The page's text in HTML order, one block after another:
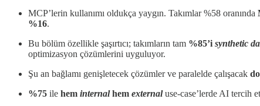
MCP’lerin kullanımı oldukça yaygın. Takımlar %58 oranında
%16.
Bu bölüm özellikle şaşırtıcı; takımların tam %85’i synthetic
optimizasyon çözümlerini uyguluyor.
Şu an bağlamı genişletecek çözümler ve paralelde çalışacak
%75 ile hem internalhem externaluse-case’lerde AI tercih